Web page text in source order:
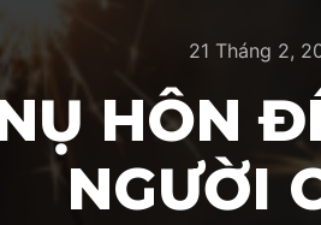
21 Tháng 2,
HÔN
NGƯỜI